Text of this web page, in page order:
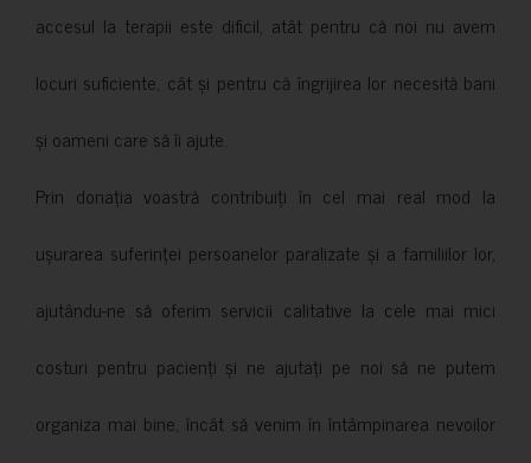
accesul la terapii este dificil, atât pentru că noi nu avem
locuri suficiente, cât și pentru că îngrijirea lor necesită bani
și oameni care să îi ajute.
Prin donația voastră contribuiți în cel mai real mod la
ușurarea suferinței persoanelor paralizate și a familiilor lor,
ajutându-ne să oferim servicii calitative la cele mai mici
costuri pentru pacienți și ne ajutați pe noi să ne putem
organiza mai bine, încât să venim în întâmpinarea nevoilor